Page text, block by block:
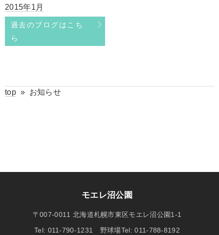
2015年1月
過去のブログはこち
ら
top» お知らせ
モエレ沼公園
〒007-0011 北海道札幌市東区モエレ沼公園1-1
Tel: 011-790-1231 野球場Tel: 011-788-8192